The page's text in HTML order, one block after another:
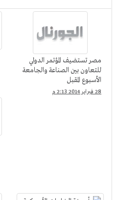
مصر تستضيف المؤتمر الدولي
للتعاون بين الصناعة والجامعة
الأسبوع المقبل
28 فبراير 2014 2:13 م